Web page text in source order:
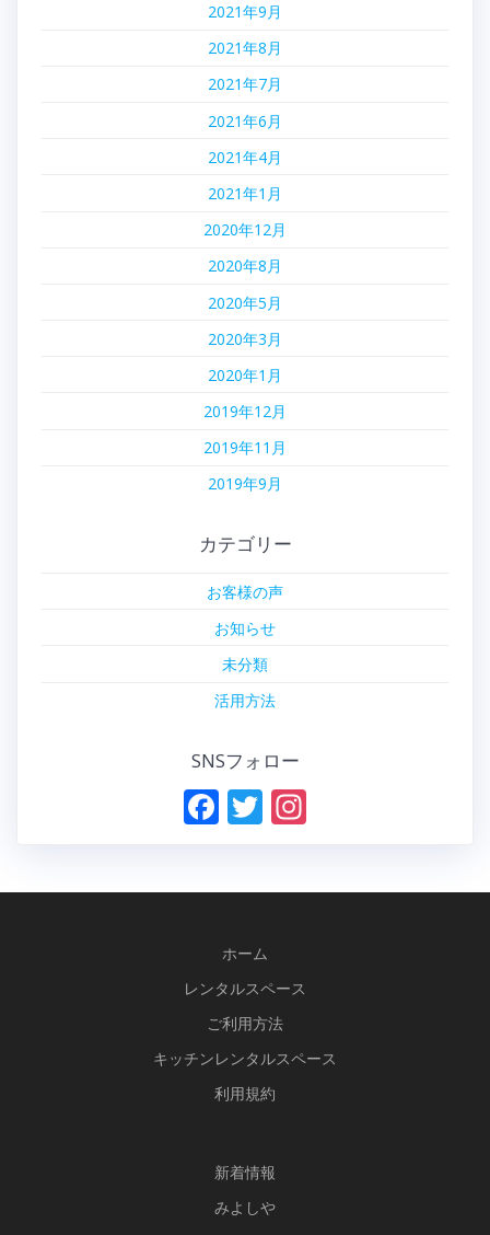
2021年9月
2021年8月
2021年7月
2021年6月
2021年4月
2021年1月
2020年12月
2020年8月
2020年5月
2020年3月
2020年1月
2019年12月
2019年11月
2019年9月
カテゴリー
お客様の声
お知らせ
未分類
活用方法
SNSフォロー
F
o
o
k
T
ホーム
レンタルスペース
ご利用方法
キッチンレンタルスペース
利用規約
新着情報
みよしや